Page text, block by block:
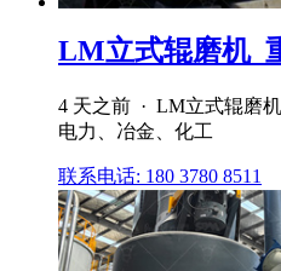
LM立式辊磨机_
4 天之前 · LM立式辊磨
电力、冶金、化工
联系电话: 180 3780 8511